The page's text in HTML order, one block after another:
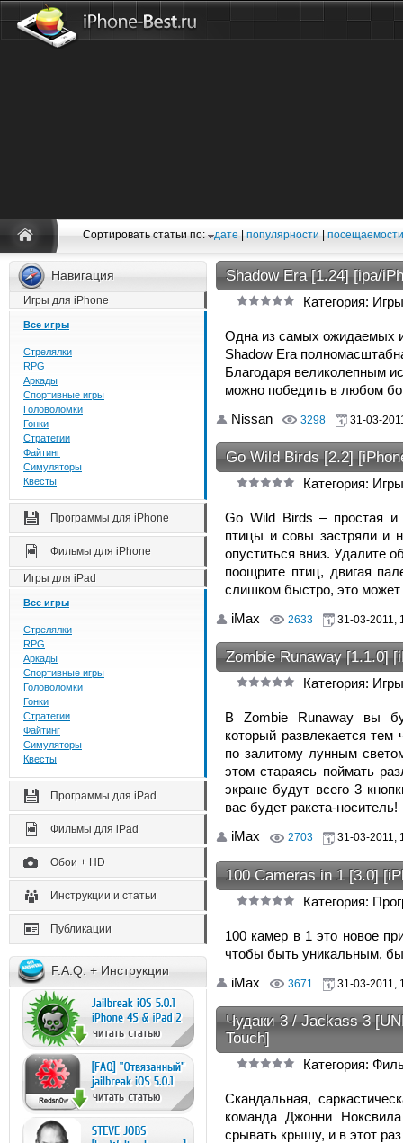
Сортировать статьи по: дате популярности посещаемости
Навигация
Игры для iPhone
Все игры
Стрелялки
RPG
Аркады
Спортивные игры
Головоломки
Гонки
Стратегии
Файтинг
Симуляторы
Квесты
Программы для iPhone
Фильмы для iPhone
Игры для iPad
Все игры
Стрелялки
RPG
Аркады
Спортивные игры
Головоломки
Гонки
Стратегии
Файтинг
Симуляторы
Квесты
Программы для iPad
Фильмы для iPad
Обои + HD
Инструкции и статьи
Публикации
F.A.Q. + Инструкции
Shadow Era [1.24] [ipa/
Категория:
Одна из самых ожидаемых
Shadow Era
Благодаря великолепным
можно победить в любом
Nissan
3298 31-03-
Go Wild Birds [2.2]
Категория:
Go Wild Birds – простая и
птицы и совы застряли и
опуститься вниз. Удалите
поощрите птиц, двигая
слишком быстро, это может
iMax
2633 31-03-2011,
Zombie Runaway [1.1.0]
Категория:
В Zombie Runaway вы
который развлекается тем
по залитому лунным
этом стараясь поймать
экране будут всего 3
вас будет ракета-носитель!
iMax
2703 31-03-2011,
100 Cameras in 1 [3.0]
Категория:
100 камер в 1 это новое
чтобы быть уникальным,
iMax
3671 31-03-2011,
Чудаки 3 / Jackass 3
Touch]
Категория:
Скандальная,
команда Джонни
срывать крышу, и в этот